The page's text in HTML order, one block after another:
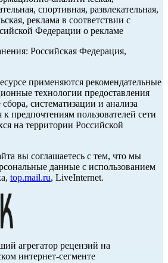
спортивная, развлекательная,
реклама в соответствии с
Федерации о рекламе
Российская Федерация,
применяются рекомендательные
технологии предоставления
систематизации и анализа
предпочтениям пользователей сети
на территории Российской
вы соглашаетесь с тем, что мы
данные с использованием
top.mail.ru, LiveInternet.
агрегатор рецензий на
интернет-сегменте